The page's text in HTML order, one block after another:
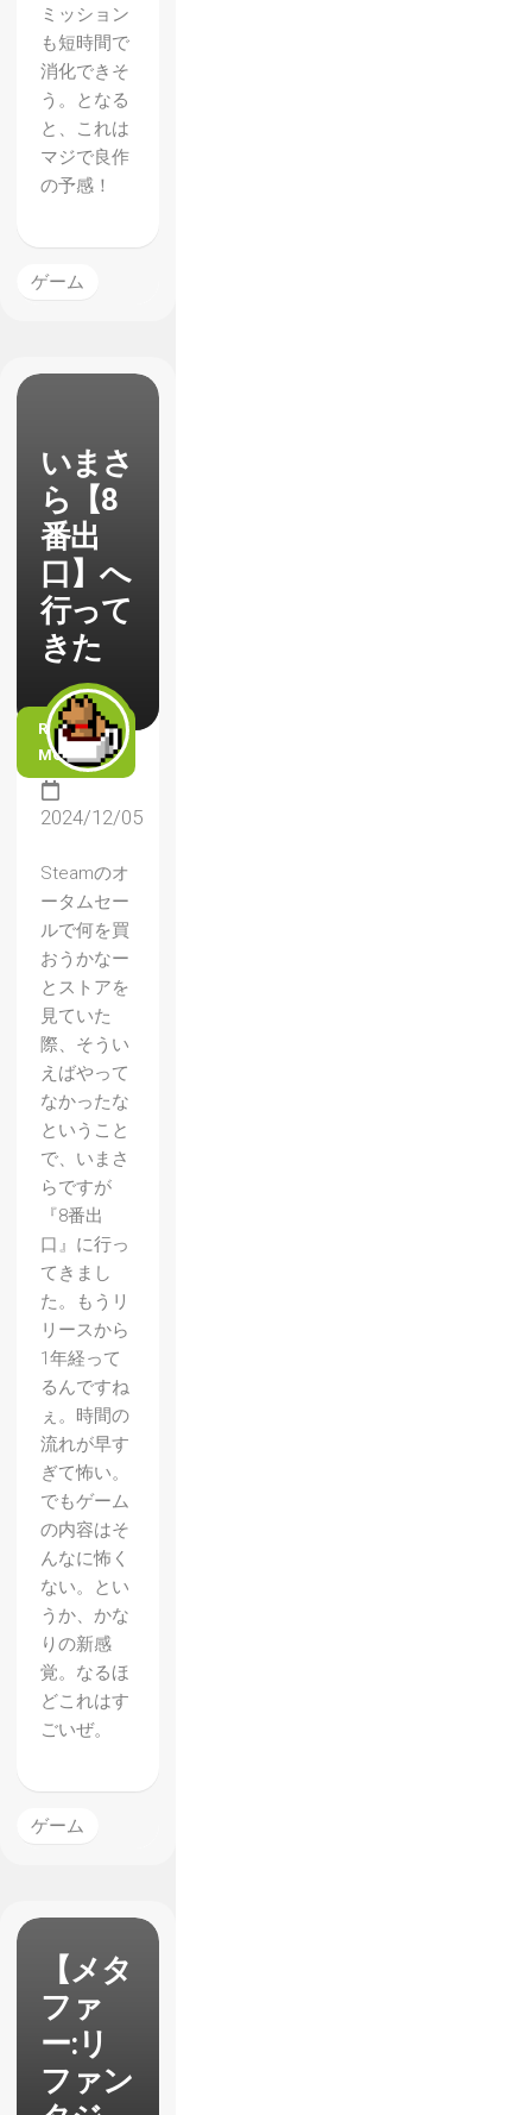
ミッション
も短時間で
消化できそ
う。となる
と、これは
マジで良作
の予感！
ゲーム
いまさ
ら【8
番出
口】へ
行って
きた
READ
MORE
2024/12/05
Steamのオ
ータムセー
ルで何を買
おうかなー
とストアを
見ていた
際、そうい
えばやって
なかったな
ということ
で、いまさ
らですが
『8番出
口』に行っ
てきまし
た。もうリ
リースから
1年経って
るんですね
ぇ。時間の
流れが早す
ぎて怖い。
でもゲーム
の内容はそ
んなに怖く
ない。とい
うか、かな
りの新感
覚。なるほ
どこれはす
ごいぜ。
ゲーム
【メタ
ファ
ー:リ
ファン